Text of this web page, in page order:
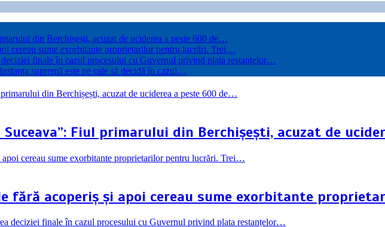
din Berchișești, acuzat de uciderea a peste 600 de…
cereau sume exorbitante proprietarilor pentru lucrări. Trei…
deciziei finale în cazul procesului cu Guvernul privind plata restanțelor…
supremă este pe cale să decidă în cazul…
Fiul primarului din Berchișești, acuzat de
fără acoperiș și apoi cereau sume exorbitante